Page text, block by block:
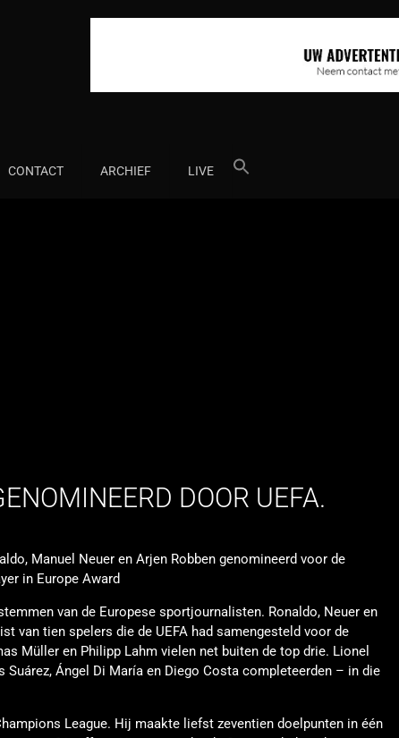
CONTACT ARCHIEF LIVE
Search
for:
DOOR UEFA.
Manuel Neuer en Arjen Robben genomineerd voor de
in Europe Award
van de Europese sportjournalisten. Ronaldo, Neuer en
van tien spelers die de UEFA had samengesteld voor de
Müller en Philipp Lahm vielen net buiten de top drie. Lionel
Suárez, Ángel Di María en Diego Costa completeerden – in die
League. Hij maakte liefst zeventien doelpunten in één